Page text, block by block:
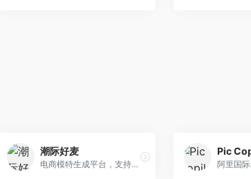
潮际好麦
电商模特生成平台，支持AI虚拟模特创作。面向服装和配饰电商，提供模特试穿、商品展示、营销素材生成等服务，模特形象可定制。
Pic